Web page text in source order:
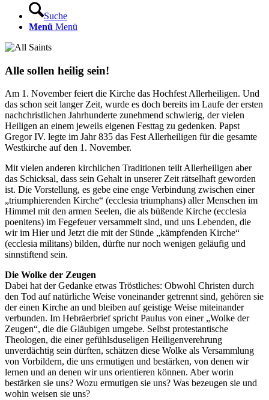
Suche
Menü Menü
Alle sollen heilig sein!
Am 1. November feiert die Kirche das Hochfest Allerheiligen. Und
das schon seit langer Zeit, wurde es doch bereits im Laufe der ersten
nachchristlichen Jahrhunderte zunehmend schwierig, der vielen
Heiligen an einem jeweils eigenen Festtag zu gedenken. Papst
Gregor IV. legte im Jahr 835 das Fest Allerheiligen für die gesamte
Westkirche auf den 1. November.
Mit vielen anderen kirchlichen Traditionen teilt Allerheiligen aber
das Schicksal, dass sein Gehalt in unserer Zeit rätselhaft geworden
ist. Die Vorstellung, es gebe eine enge Verbindung zwischen einer
„triumphierenden Kirche“ (ecclesia triumphans) aller Menschen im
Himmel mit den armen Seelen, die als büßende Kirche (ecclesia
poenitens) im Fegefeuer versammelt sind, und uns Lebenden, die
wir im Hier und Jetzt die mit der Sünde „kämpfenden Kirche“
(ecclesia militans) bilden, dürfte nur noch wenigen geläufig und
sinnstiftend sein.
Die Wolke der Zeugen
Dabei hat der Gedanke etwas Tröstliches: Obwohl Christen durch
den Tod auf natürliche Weise voneinander getrennt sind, gehören sie
der einen Kirche an und bleiben auf geistige Weise miteinander
verbunden. Im Hebräerbrief spricht Paulus von einer „Wolke der
Zeugen“, die die Gläubigen umgebe. Selbst protestantische
Theologen, die einer gefühlsduseligen Heiligenverehrung
unverdächtig sein dürften, schätzen diese Wolke als Versammlung
von Vorbildern, die uns ermutigen und bestärken, von denen wir
lernen und an denen wir uns orientieren können. Aber worin
bestärken sie uns? Wozu ermutigen sie uns? Was bezeugen sie und
wohin weisen sie uns?